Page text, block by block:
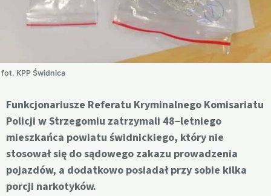
fot. KPP Świdnica
Funkcjonariusze Referatu Kryminalnego Komisariatu
Policji w Strzegomiu zatrzymali 48–letniego
mieszkańca powiatu świdnickiego, który nie
stosował się do sądowego zakazu prowadzenia
pojazdów, a dodatkowo posiadał przy sobie kilka
porcji narkotyków.